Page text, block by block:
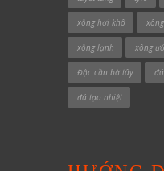
xông hơi khô
xông lạnh xông
Độc cần bờ tây
đá tạo nhiệt